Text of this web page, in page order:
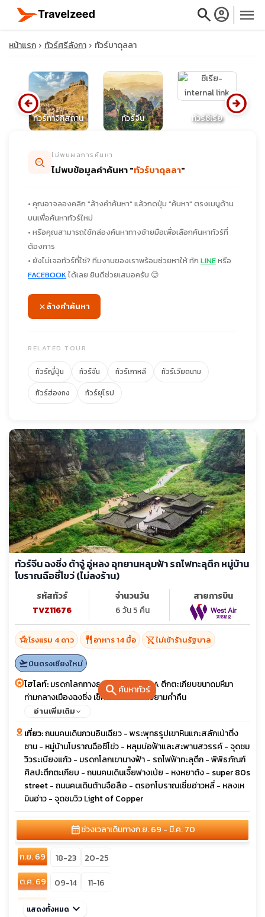
searchaccount_circle menu
close
search
หน้าแรก ทัวร์ศรีลังกา ทัวร์บาดุลลา
ทัวร์ทาจิกิสถาน ทัวร์จีน ทัวร์ซีเรีย
arrow_circle_left arrow_circle_right
searchค้นหาทัวร์
ไม่พบผลการค้นหา
ไม่พบข้อมูลคำค้นหา "ทัวร์บาดุลลา"
• คุณอาจลองคลิก "ล้างคำค้นหา" แล้วกดปุ่ม "ค้นหา" ตรงเมนูด้าน
บนเพื่อค้นหาทัวร์ใหม่
• หรือคุณสามารถใช้กล่องค้นหาทางซ้ายมือเพื่อเลือกค้นหาทัวร์ที่
ต้องการ
• ยังไม่เจอทัวร์ที่ใช่? ทีมงานของเราพร้อมช่วยหาให้ ทัก LINEหรือ
FACEBOOKได้เลย ยินดีช่วยเสมอครับ 😊
ล้างคำค้นหา
RELATED TOUR
ทัวร์ญี่ปุ่น ทัวร์จีน ทัวร์เกาหลี
ทัวร์เวียดนาม
ทัวร์ฮ่องกง
ทัวร์ยุโรป
ทัวร์จีน ฉงชิ่ง ต้าจู๋ อู่หลง อุทยานหลุมฟ้า รถไฟทะลุตึก หมู่บ้าน
โบราณฉือชี่โขว่ (ไม่ลงร้าน)
รหัสทัวร์
TVZ11676
จำนวนวัน
6 วัน 5 คืน
สายการบิน
hotel_classโรงแรม 4 ดาว restaurant อาหาร 14 มื้อ shopping_cart_offไม่เข้าร้านรัฐบาล
flight_takeoffบินตรงเชียงใหม่
ไฮไลท์:มรดกโลกทางธรรมชาติระดับ 5A ตึกตะเกียบขนาดมหึมา
ท่ามกลางเมืองฉงชิ่ง เช็คอินที่หงหยาต้งยามค่ำคืน
อ่านเพิ่มเติม
เที่ยว:ถนนคนเดินกวนอินเฉียว - พระพุทธรูปเขาหินแกะสลักเป่าติ่ง
ซาน - หมู่บ้านโบราณฉือซีโข่ว - หลุมบ่อฟ้าและสะพานสวรรค์ - จุดชม
วิวระเบียงแก้ว - มรดกโลกเขานางฟ้า - รถไฟฟ้าทะลุตึก - พิพิธภัณฑ์
ศิลปะตึกตะเกียบ - ถนนคนเดินเจี๊ยฟางเป่ย - หงหยาต้ง - super 80s
street - ถนนคนเดินต้านจือสือ - ตรอกโบราณเซี่ยฮ่าวหลี่ - หลงเห
มินฮ่าว - จุดชมวิว Light of Copper
calendar_monthช่วงเวลาเดินทางก.ย. 69 - มี.ค. 70
ก.ย. 69 18-23
20-25
ต.ค. 69
09-14
11-16
พ.ย. 69
06-11
แสดงทั้งหมด keyboard_arrow_down